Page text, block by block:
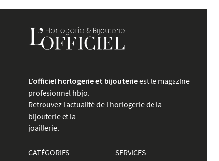
L’officiel horlogerie et bijouterieest le magazine
profesionnel hbjo.
Retrouvez l’actualité de l’horlogerie de la
bijouterie et la
joaillerie.
CATÉGORIES SERVICES